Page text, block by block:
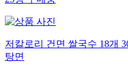
저칼로리 건면 쌀국수 18개
탕면